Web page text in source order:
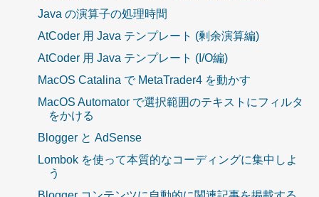
Java の演算子の処理時間
AtCoder 用 Java テンプレート (剰余演算編)
AtCoder 用 Java テンプレート (I/O編)
MacOS Catalina で MetaTrader4 を動かす
MacOS Automator で選択範囲のテキストにフィルタ
をかける
Blogger と AdSense
Lombok を使って本質的なコーディングに集中しよ
う